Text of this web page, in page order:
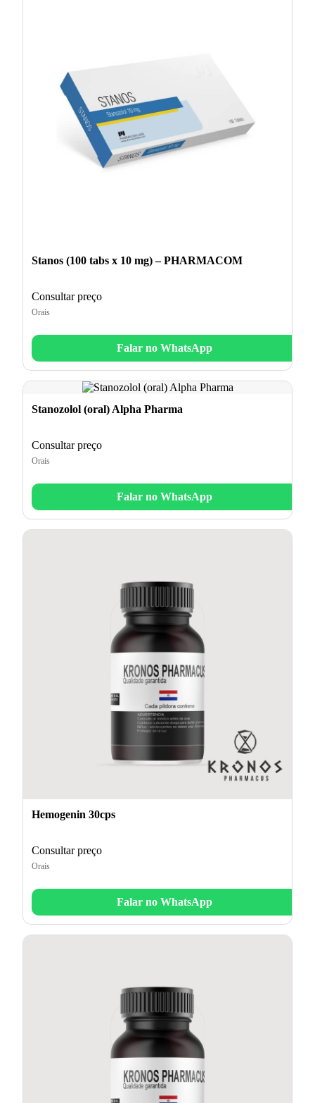
Stanos (100 tabs x 10 mg) – PHARMACOM
Consultar preço
Orais
Falar no WhatsApp
Stanozolol (oral) Alpha Pharma
Consultar preço
Orais
Falar no WhatsApp
Hemogenin 30cps
Consultar preço
Orais
Falar no WhatsApp